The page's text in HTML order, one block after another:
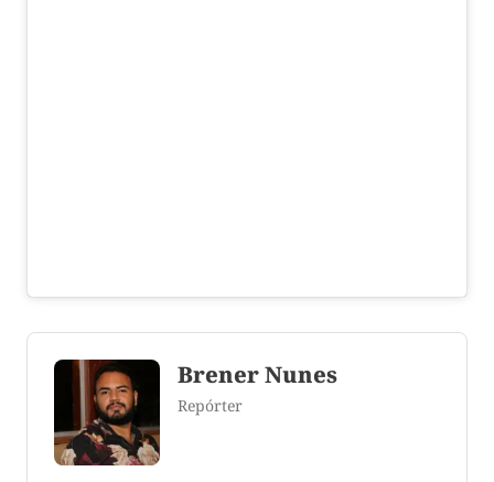
Brener Nunes
Repórter